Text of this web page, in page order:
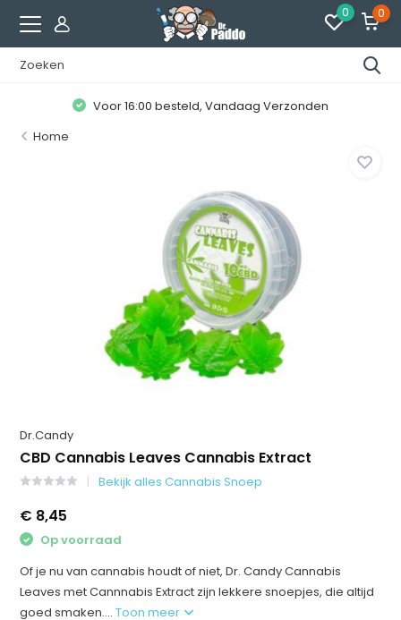
0 0
Voor 16:00 besteld, Vandaag Verzonden
Home
Dr.Candy
CBD Cannabis Leaves Cannabis Extract
Bekijk alles Cannabis Snoep
€ 8,45
Op voorraad
Of je nu van cannabis houdt of niet, Dr. Candy Cannabis
Leaves met Cannnabis Extract zijn lekkere snoepjes, die altijd
goed smaken....Toon meer